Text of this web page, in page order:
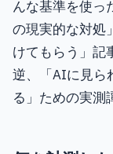
んな基準を使っ
の現実的な対処
けてもらう」記
逆、「AIに見ら
る」ための実測